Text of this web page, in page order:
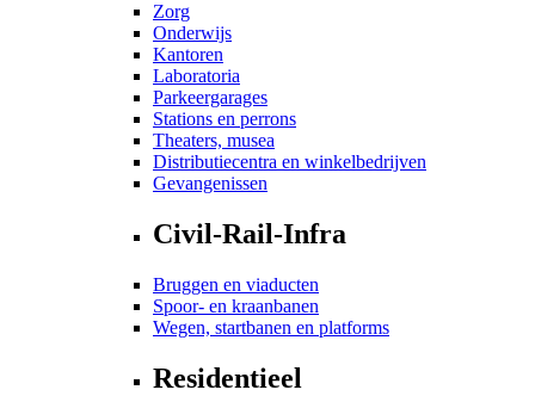
Zorg
Onderwijs
Kantoren
Laboratoria
Parkeergarages
Stations en perrons
Theaters, musea
Distributiecentra en winkelbedrijven
Gevangenissen
Civil-Rail-Infra
Bruggen en viaducten
Spoor- en kraanbanen
Wegen, startbanen en platforms
Residentieel